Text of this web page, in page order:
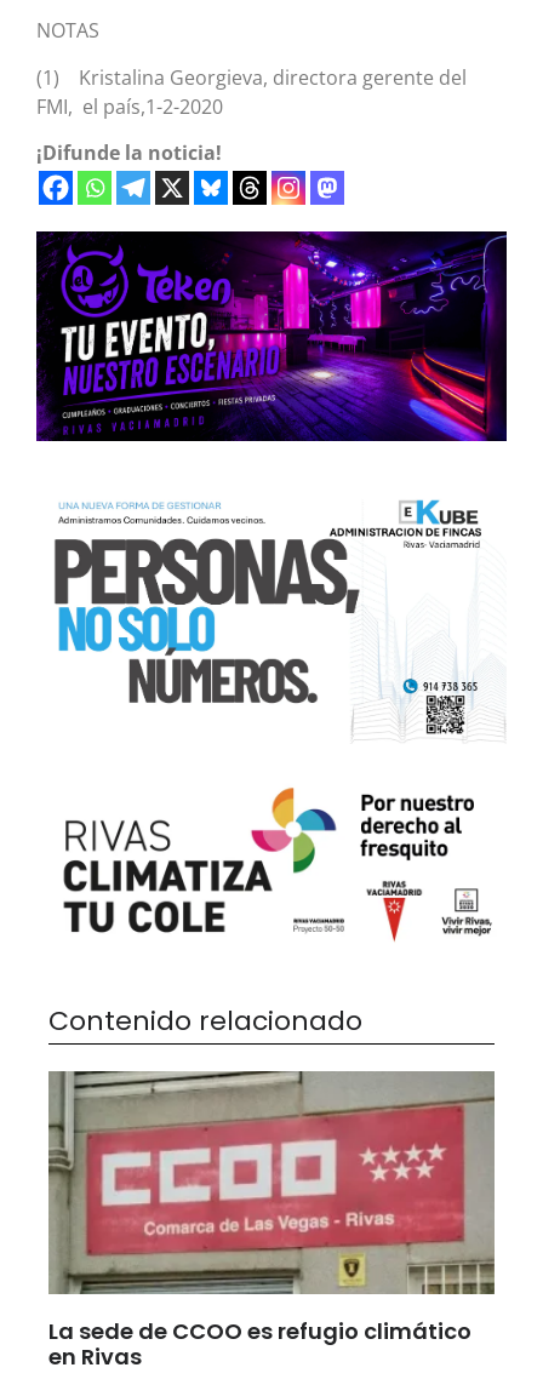
NOTAS
(1) Kristalina Georgieva, directora gerente del
FMI, el país,1-2-2020
¡Difunde la noticia!
Contenido relacionado
La sede de CCOO es refugio climático
en Rivas